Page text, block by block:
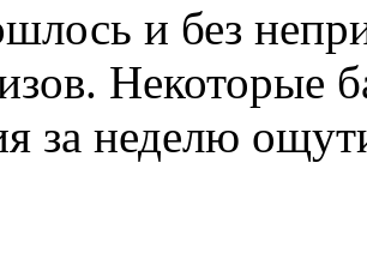
и без
Некоторые
за неделю